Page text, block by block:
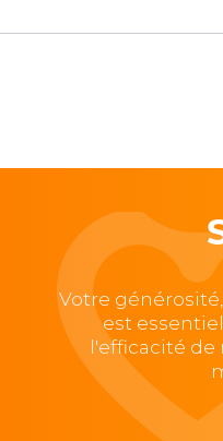
Votre
est
l'efficacité de